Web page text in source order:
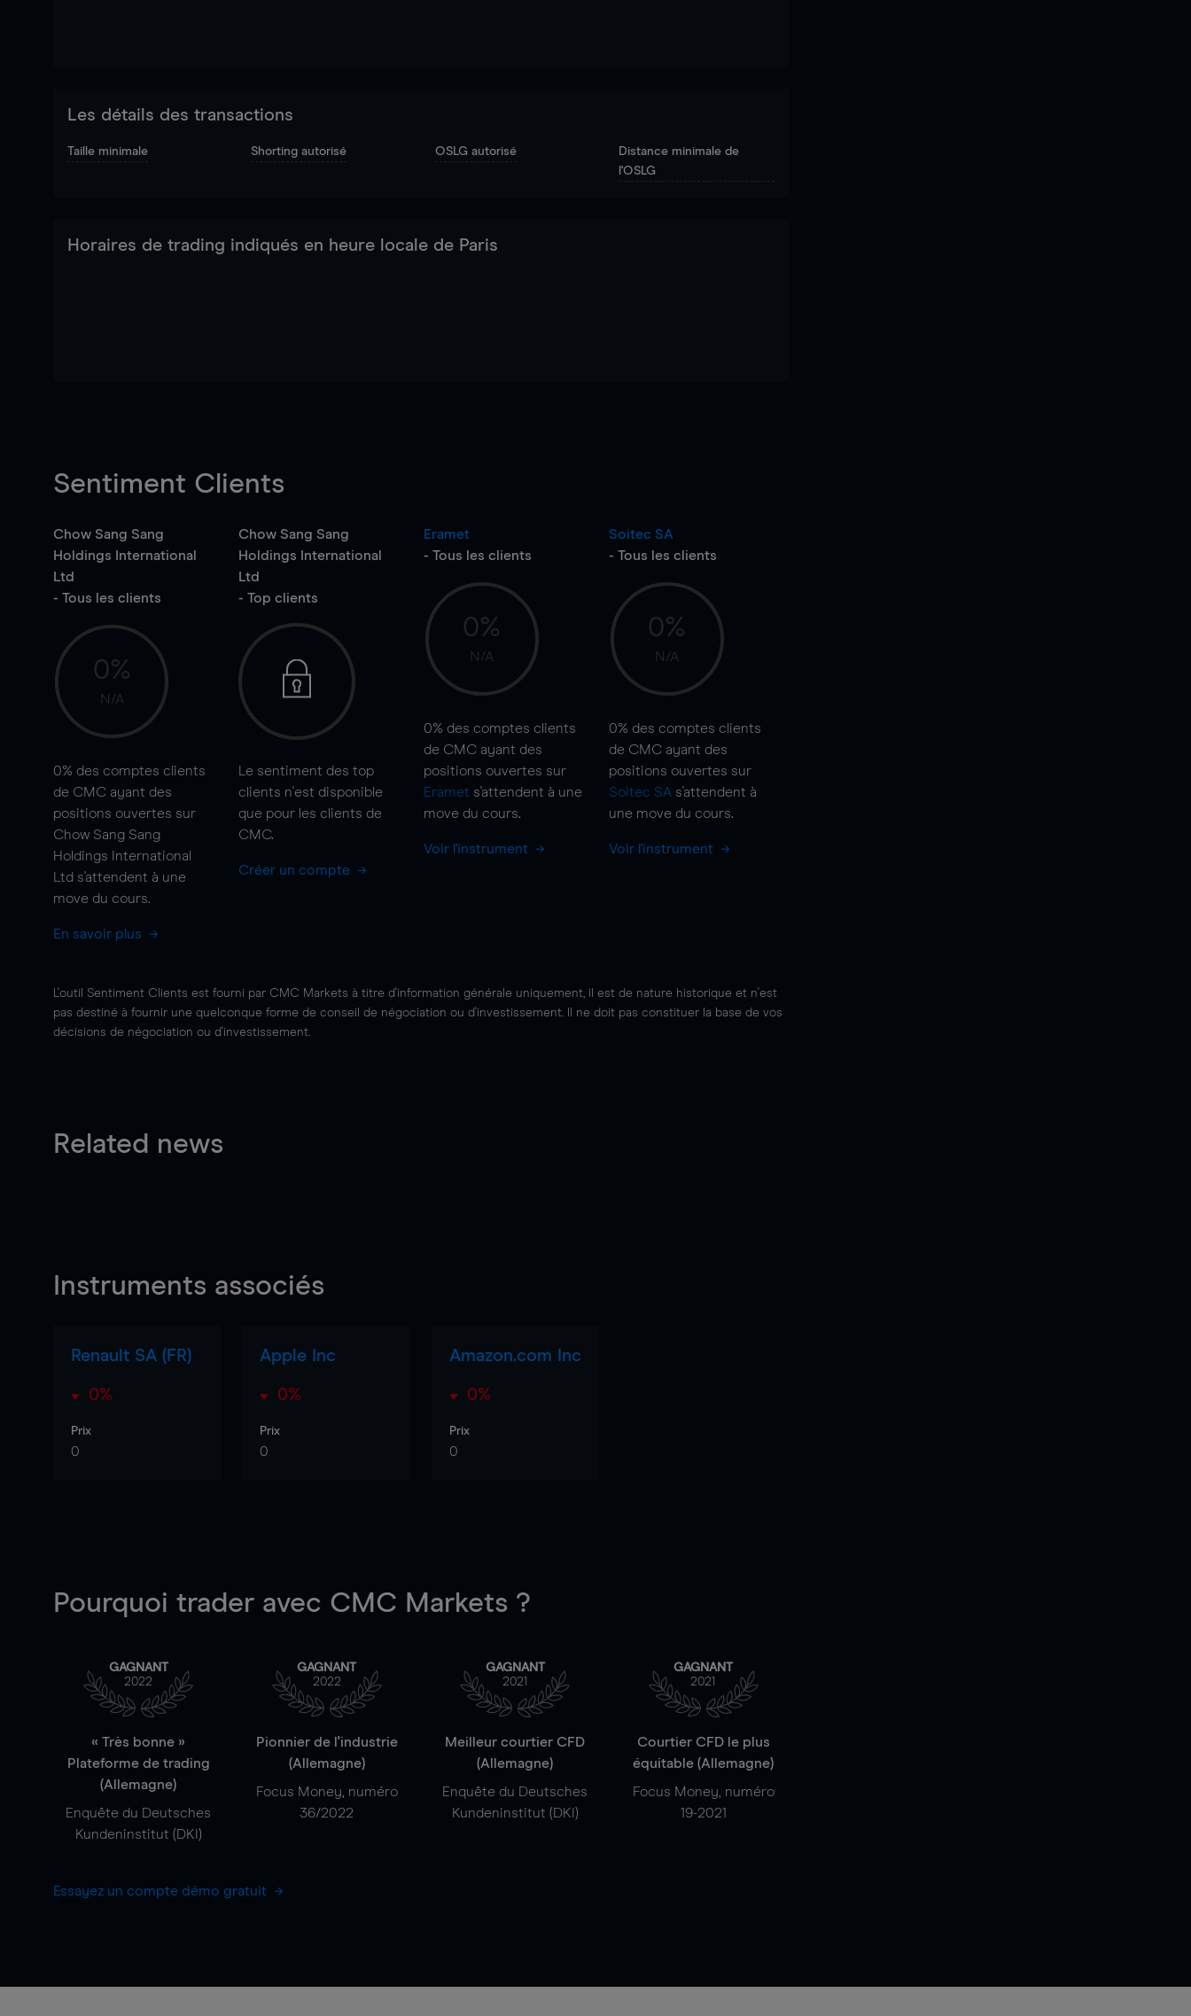
Les détails des transactions
Taille minimale Shorting autorisé OSLG autorisé
Distance minimale de
l'OSLG
Horaires de trading indiqués en heure locale de Paris
Sentiment Clients
Chow Sang Sang
Holdings International
Ltd
- Tous les clients
0%
N/A
0% des comptes clients
de CMC ayant des
positions ouvertes sur
Chow Sang Sang
Holdings International
Ltd s'attendent à une
move du cours.
En savoir plus
Chow Sang Sang
Holdings International
Ltd
- Top clients
Le sentiment des top
clients n'est disponible
que pour les clients de
CMC.
Créer un compte
Eramet
- Tous les clients
0%
N/A
0% des comptes clients
de CMC ayant des
positions ouvertes sur
Eramet s'attendent à une
move du cours.
Voir l'instrument
Soitec SA
- Tous les clients
0%
N/A
0% des comptes clients
de CMC ayant des
positions ouvertes sur
Soitec SA s'attendent à
une move du cours.
Voir l'instrument
L'outil Sentiment Clients est fourni par CMC Markets à titre d'information générale uniquement, il est de nature historique et n'est
pas destiné à fournir une quelconque forme de conseil de négociation ou d'investissement. Il ne doit pas constituer la base de vos
décisions de négociation ou d'investissement.
Related news
Instruments associés
Renault SA (FR)
0%
Prix
0
Apple Inc
0%
Prix
0
Amazon.com Inc
0%
Prix
0
Pourquoi trader avec CMC Markets ?
GAGNANT
2022
« Très bonne »
Plateforme de trading
(Allemagne)
Enquête du Deutsches
Kundeninstitut (DKI)
GAGNANT
2022
Pionnier de l'industrie
(Allemagne)
Focus Money, numéro
36/2022
GAGNANT
2021
Meilleur courtier CFD
(Allemagne)
Enquête du Deutsches
Kundeninstitut (DKI)
GAGNANT
2021
Courtier CFD le plus
équitable (Allemagne)
Focus Money, numéro
19-2021
Essayez un compte démo gratuit